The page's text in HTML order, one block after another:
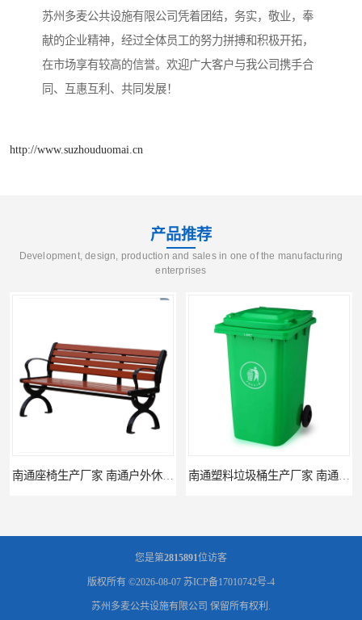
苏州多麦公共设施有限公司凭着团结，务实，敬业，奉
献的企业精神，经过全体员工的努力拼搏和积极开拓，
在市场享有较高的信誉。欢迎广大客户与我公司携手合
同、互惠互利、共同发展！
http://www.suzhouduomai.cn
产品推荐
Development, design, production and sales in one of the manufacturing
enterprises
南通座椅生产厂家 南通户外休闲椅制品厂 南通公园座椅定制价格 南通塑料垃圾桶生产厂家 南通塑料分类垃圾桶定做 南通小区垃圾桶批发价格
您是第2815891位访客
版权所有 ©2026-08-07 苏ICP备17010742号-4
苏州多麦公共设施有限公司 保留所有权利.